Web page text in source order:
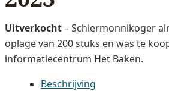
Uitverkocht– Schiermonnikoger
oplage van 200 stuks en was te
informatiecentrum Het Baken.
Beschrijving